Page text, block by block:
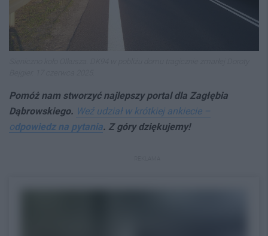
Pomóż nam stworzyć najlepszy portal dla Zagłębia
Dąbrowskiego. Weź udział w krótkiej ankiecie –
odpowiedz na pytania. Z góry dziękujemy!